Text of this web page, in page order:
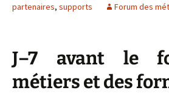
partenaires, supports Forum des
J–7 avant le
métiers et des